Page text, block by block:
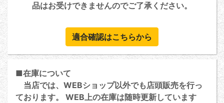
品はお受けできませんのでご了承ください。
適合確認はこちらから
■在庫について
当店では、WEBショップ以外でも店頭販売を行っ
ております。 WEB上の在庫は随時更新しています